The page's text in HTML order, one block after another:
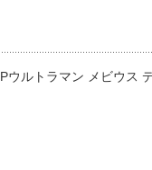
Pウルトラマン メビウス